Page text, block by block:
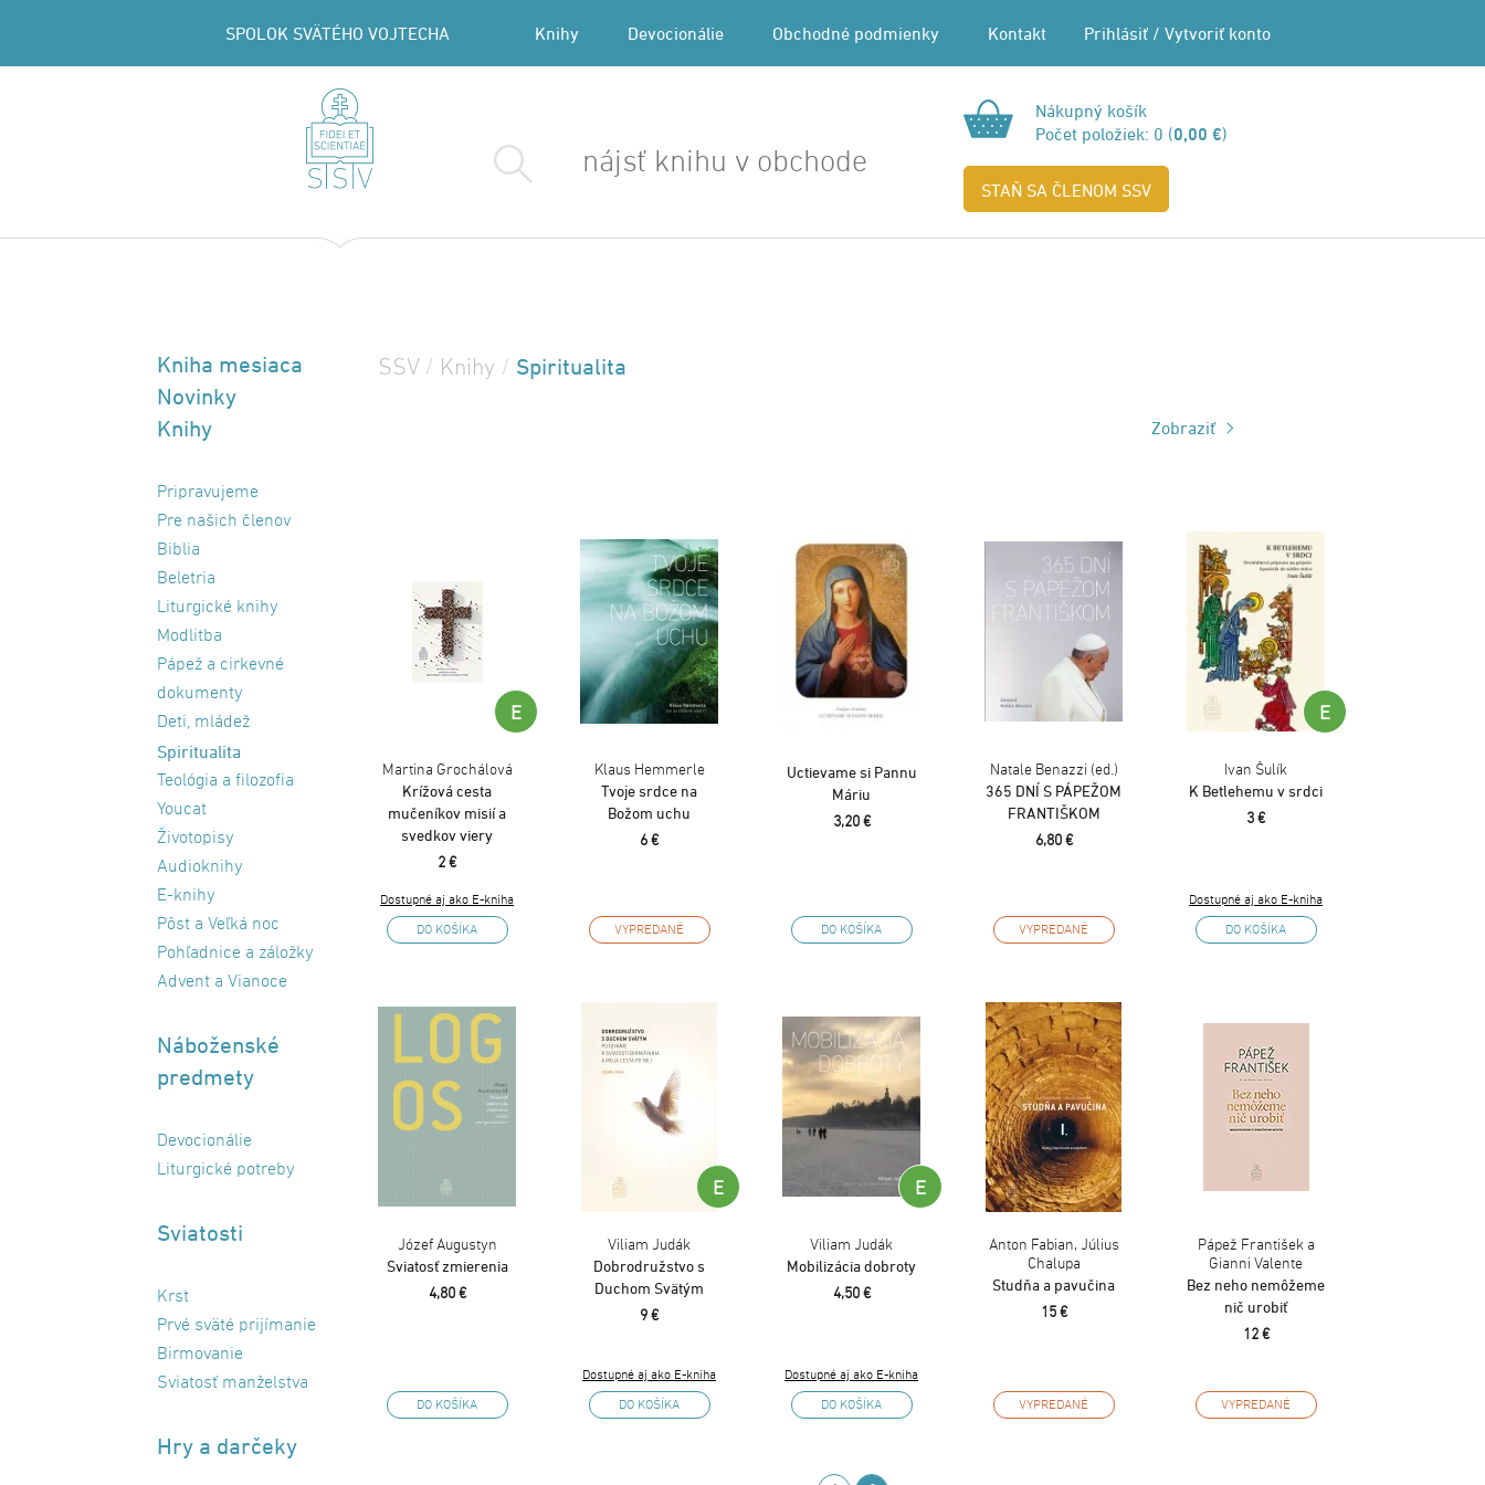
SPOLOK SVÄTÉHO VOJTECHA Knihy Devocionálie Obchodné podmienky Kontakt Prihlásiť / Vytvoriť konto
Nákupný košík
Počet položiek: 0 (0,00 €)
STAŇ SA ČLENOM SSV
SSV / Knihy / Spiritualita
Zobraziť
E
Martina Grochálová
Krížová cesta
mučeníkov misií a
svedkov viery
2 €
DO KOŠÍKA
Dostupné aj ako E-kniha
Klaus Hemmerle
Tvoje srdce na
Božom uchu
6 €
VYPREDANÉ
Uctievame si Pannu
Máriu
3,20 €
DO KOŠÍKA
Natale Benazzi (ed.)
365 DNÍ S PÁPEŽOM
FRANTIŠKOM
6,80 €
VYPREDANÉ
E
Ivan Šulík
K Betlehemu v srdci
3 €
DO KOŠÍKA
Dostupné aj ako E-kniha
Józef Augustyn
Sviatosť zmierenia
4,80 €
DO KOŠÍKA
E
Viliam Judák
Dobrodružstvo s
Duchom Svätým
9 €
DO KOŠÍKA
Dostupné aj ako E-kniha
E
Viliam Judák
Mobilizácia dobroty
4,50 €
DO KOŠÍKA
Dostupné aj ako E-kniha
Anton Fabian, Július
Chalupa
Studňa a pavučina
15 €
VYPREDANÉ
Pápež František a
Gianni Valente
Bez neho nemôžeme
nič urobiť
12 €
VYPREDANÉ
Kniha mesiaca
Novinky
Knihy
Pripravujeme
Pre našich členov
Biblia
Beletria
Liturgické knihy
Modlitba
Pápež a cirkevné
dokumenty
Deti, mládež
Spiritualita
Teológia a filozofia
Youcat
Životopisy
Audioknihy
E-knihy
Pôst a Veľká noc
Pohľadnice a záložky
Advent a Vianoce
Náboženské
predmety
Devocionálie
Liturgické potreby
Sviatosti
Krst
Prvé sväté prijímanie
Birmovanie
Sviatosť manželstva
Hry a darčeky